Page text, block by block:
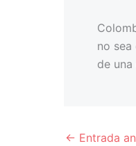
no
de
← Entrada